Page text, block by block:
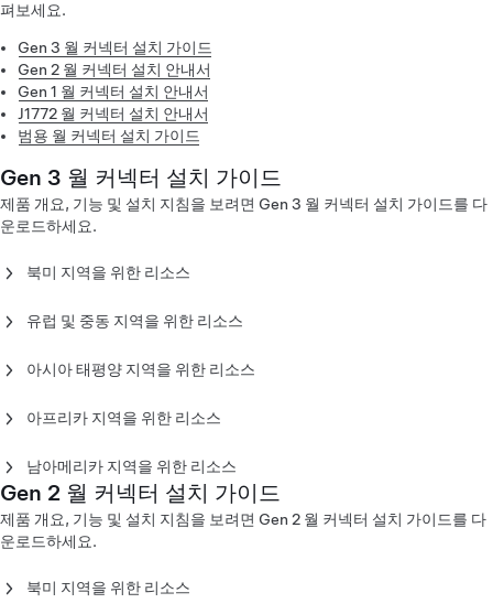
펴보세요.
Gen 3 월 커넥터 설치 가이드
Gen 2 월 커넥터 설치 안내서
Gen 1 월 커넥터 설치 안내서
J1772 월 커넥터 설치 안내서
범용 월 커넥터 설치 가이드
Gen 3 월 커넥터 설치 가이드
제품 개요, 기능 및 설치 지침을 보려면 Gen 3 월 커넥터 설치 가이드를 다
운로드하세요.
북미 지역을 위한 리소스
Gen 3 월 커넥터 설치 가이드 - 북미(Español)
유럽 및 중동 지역을 위한 리소스
Gen 3 월 커넥터 설치 가이드 - 유럽(Dansk)
Gen 3 월 커넥터 설치 가이드 - 유럽(English)
Gen 3 월 커넥터 설치 가이드 - 유럽(Español)
Gen 3 월 커넥터 설치 가이드 - 유럽(Italiano)
Gen 3 월 커넥터 설치 가이드 - 유럽(Lietuvių)
Gen 3 월 커넥터 설치 가이드 - 유럽(Nederlands)
Gen 3 월 커넥터 설치 가이드 - 유럽(Norsk)
Gen 3 월 커넥터 설치 가이드 - 유럽(Português)
아시아 태평양 지역을 위한 리소스
Gen 3 월 커넥터 설치 가이드 - 중국(中文)
Gen 3 월 커넥터 설치 가이드 - 한국(한국어)
Gen 3 월 커넥터 설치 가이드 - 뉴질랜드(English)
Gen 3 월 커넥터 설치 가이드 - 싱가포르(English)
Gen 3 월 커넥터 설치 가이드 - 대만(台灣)
Gen 3 월 커넥터 설치 가이드 - 태국(ภาษาไทย)
아프리카 지역을 위한 리소스
남아메리카 지역을 위한 리소스
Gen 3 월 커넥터 설치 가이드 - 칠레(Español)
Gen 3 월 커넥터 설치 가이드 - 콜롬비아(Español)
Gen 2 월 커넥터 설치 가이드
제품 개요, 기능 및 설치 지침을 보려면 Gen 2 월 커넥터 설치 가이드를 다
운로드하세요.
북미 지역을 위한 리소스